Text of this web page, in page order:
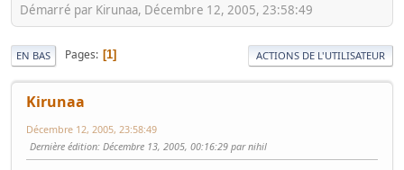
Démarré par Kirunaa, Décembre 12, 2005, 23:58:49
EN BAS Pages 1 ACTIONS DE L'UTILISATEUR
Kirunaa
Décembre 12, 2005, 23:58:49
Dernière édition: Décembre 13, 2005, 00:16:29 par nihil